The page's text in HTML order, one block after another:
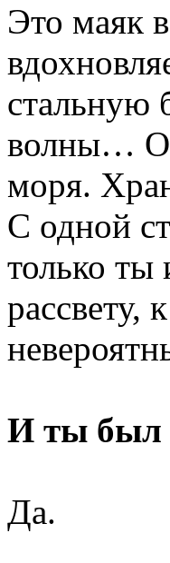
Это маяк
стальную
волны…
моря.
С одной
только ты
рассвету,
И ты был
Да.